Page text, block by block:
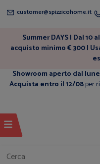
customer@spizzicohome.it
Summer DAYS | Dal 10
acquisto minimo € 300 |
Showroom aperto dal
Acquista entro il 12/08per